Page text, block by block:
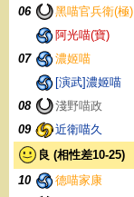
06
黑喵官兵衛(極)
阿光喵(寶)
07
濃姬喵
[演武]濃姬喵
08
淺野喵政
09
近衛喵久
良 (相性差10-25)
10
德喵家康